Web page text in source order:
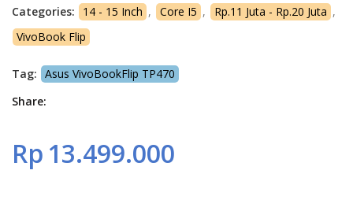
Categories: 14 - 15 Inch , Core I5 , Rp.11 Juta - Rp.20 Juta ,
VivoBook Flip
Tag: Asus VivoBookFlip TP470
Share
Rp 13.499.000